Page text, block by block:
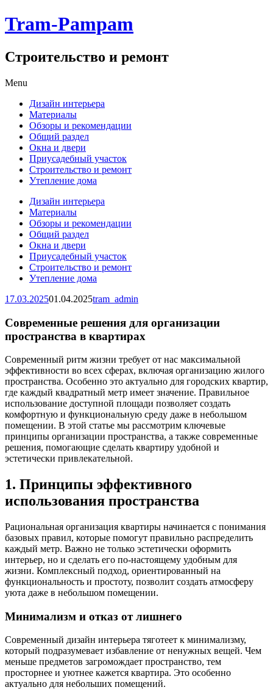
Tram-Pampam
Строительство и ремонт
Menu
content
Дизайн интерьера
Материалы
Обзоры и рекомендации
Общий раздел
Окна и двери
Приусадебный участок
Строительство и ремонт
Утепление дома
Дизайн интерьера
Материалы
Обзоры и рекомендации
Общий раздел
Окна и двери
Приусадебный участок
Строительство и ремонт
Утепление дома
17.03.202501.04.2025tram_admin
Современные решения для организации
пространства в квартирах
Современный ритм жизни требует от нас максимальной
эффективности во всех сферах, включая организацию жилого
пространства. Особенно это актуально для городских квартир,
где каждый квадратный метр имеет значение. Правильное
использование доступной площади позволяет создать
комфортную и функциональную среду даже в небольшом
помещении. В этой статье мы рассмотрим ключевые
принципы организации пространства, а также современные
решения, помогающие сделать квартиру удобной и
эстетически привлекательной.
1. Принципы эффективного
использования пространства
Рациональная организация квартиры начинается с понимания
базовых правил, которые помогут правильно распределить
каждый метр. Важно не только эстетически оформить
интерьер, но и сделать его по-настоящему удобным для
жизни. Комплексный подход, ориентированный на
функциональность и простоту, позволит создать атмосферу
уюта даже в небольшом помещении.
Минимализм и отказ от лишнего
Современный дизайн интерьера тяготеет к минимализму,
который подразумевает избавление от ненужных вещей. Чем
меньше предметов загромождает пространство, тем
просторнее и уютнее кажется квартира. Это особенно
актуально для небольших помещений.